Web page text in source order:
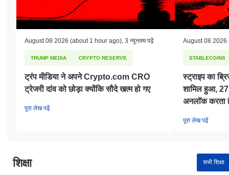
August 08 2026 (about 1 hour ago) 3 न्यूनतम पढ़ें
TRUMP MEDIA CRYPTO RESERVE
ट्रंप मीडिया ने अपने Crypto.com CRO
ट्रेजरी दांव को छोड़ा क्योंकि सौदे खत्म हो गए
पूरा लेख पढ़ें
August 08 2026
STABLECOINS
स्ट्राइप का
शामिल हुआ, 27
अनलॉक करता
पूरा लेख पढ़ें
शिक्षा सभी शिक्षा